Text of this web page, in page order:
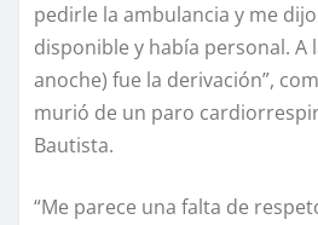
pedirle la ambulancia y me
disponible y había personal. A
anoche) fue la derivación”,
murió de un paro
Bautista.
“Me parece una falta de